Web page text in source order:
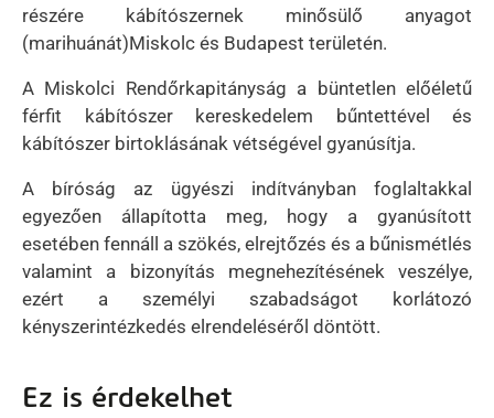
részére kábítószernek minősülő anyagot
(marihuánát)Miskolc és Budapest területén.
A Miskolci Rendőrkapitányság a büntetlen előéletű
férfit kábítószer kereskedelem bűntettével és
kábítószer birtoklásának vétségével gyanúsítja.
A bíróság az ügyészi indítványban foglaltakkal
egyezően állapította meg, hogy a gyanúsított
esetében fennáll a szökés, elrejtőzés és a bűnismétlés
valamint a bizonyítás megnehezítésének veszélye,
ezért a személyi szabadságot korlátozó
kényszerintézkedés elrendeléséről döntött.
Ez is érdekelhet